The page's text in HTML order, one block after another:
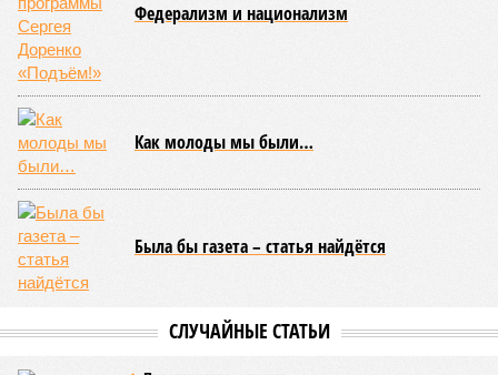
Рассказ Стивена Кинга, в котором описывались
последствия очередного апокалипсиса, искусственно
вызванного группой биологов, называется «Конец всей
этой мерзости». В реальной жизни участия пытливых
исследователей в организации конца света может не
понадобиться: природа сама разберётся, как и где
уменьшить масштабы человеческой популяции.
Да, наша любимая маленькая планета может быть
единственной, где в пределах Солнечной системы есть
полноценная жизнь, но Земля также регулярно пытается
эту жизнь уничтожить. Так уж вышло, что внутренние